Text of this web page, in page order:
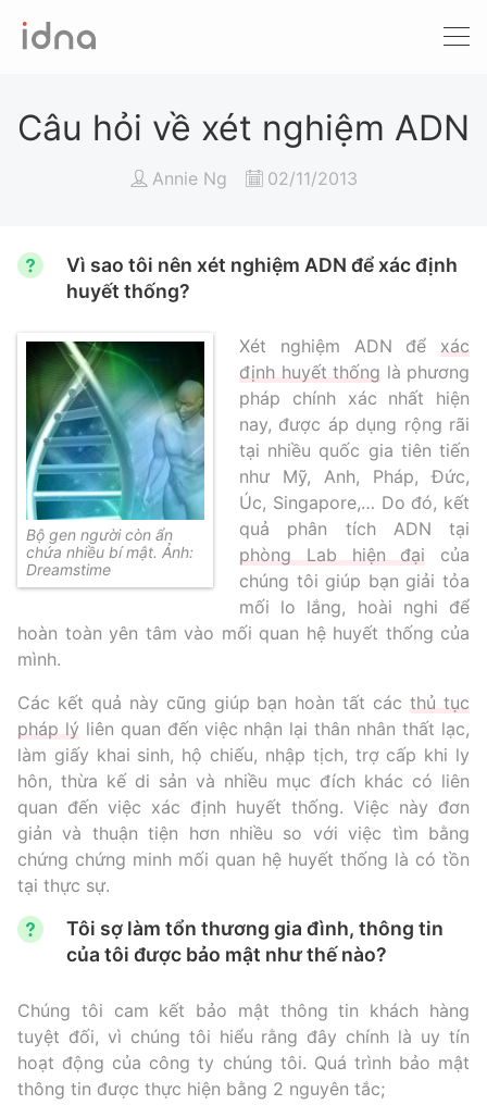
Xét nghiệm ADN
Sàng lọc trước sinh
Bệnh tan máu Thalassemia
Xét nghiệm động vật
Câu hỏi về xét nghiệm ADN
Annie Ng 02/11/2013
Vì sao tôi nên xét nghiệm ADN để xác định
huyết thống?
Bộ gen người còn ẩn
chứa nhiều bí mật. Ảnh:
Dreamstime
Xét nghiệm ADN để xác
định huyết thống là phương
pháp chính xác nhất hiện
nay, được áp dụng rộng rãi
tại nhiều quốc gia tiên tiến
như Mỹ, Anh, Pháp, Đức,
Úc, Singapore,… Do đó, kết
quả phân tích ADN tại
phòng Lab hiện đại của
chúng tôi giúp bạn giải tỏa
mối lo lắng, hoài nghi để
hoàn toàn yên tâm vào mối quan hệ huyết thống của
mình.
Các kết quả này cũng giúp bạn hoàn tất cácthủ tục
pháp lý liên quan đến việc nhận lại thân nhân thất lạc,
làm giấy khai sinh, hộ chiếu, nhập tịch, trợ cấp khi ly
hôn, thừa kế di sản và nhiều mục đích khác có liên
quan đến việc xác định huyết thống. Việc này đơn
giản và thuận tiện hơn nhiều so với việc tìm bằng
chứng chứng minh mối quan hệ huyết thống là có tồn
tại thực sự.
Tôi sợ làm tổn thương gia đình, thông tin
của tôi được bảo mật như thế nào?
Chúng tôi cam kết bảo mật thông tin khách hàng
tuyệt đối, vì chúng tôi hiểu rằng đây chính là uy tín
hoạt động của công ty chúng tôi. Quá trình bảo mật
thông tin được thực hiện bằng 2 nguyên tắc;